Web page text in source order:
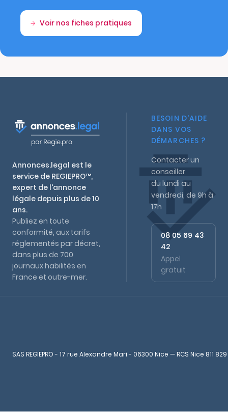
Voir nos fiches pratiques
Annonces.legal est le
service de REGIEPRO™,
expert de l'annonce
légale depuis plus de 10
ans.
Publiez en toute
conformité, aux tarifs
réglementés par décret,
dans plus de 700
journaux habilités en
France et outre-mer.
BESOIN D'AIDE
DANS VOS
DÉMARCHES ?
Contacter un
conseiller
du lundi au
vendredi, de 9h à
17h
08 05 69 43
42
Appel
gratuit
SAS REGIEPRO - 17 rue Alexandre Mari - 06300 Nice — RCS Nice 811